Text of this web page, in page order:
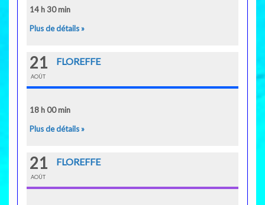
14 h 30 min
Plus de détails »
21
AOÛT
FLOREFFE
18 h 00 min
Plus de détails »
21
AOÛT
FLOREFFE